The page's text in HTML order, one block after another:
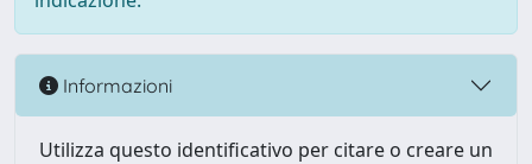
Informazioni
Utilizza questo identificativo per citare o creare un